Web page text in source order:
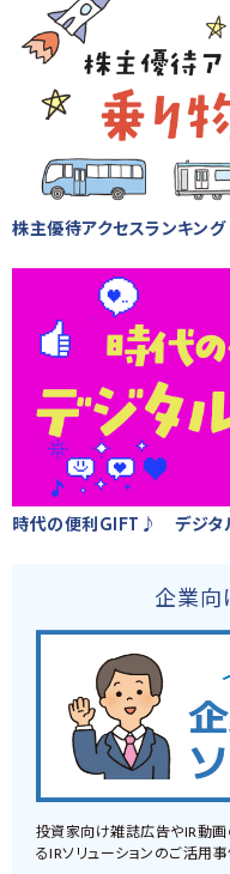
株主優待アクセスランキン
時代の便利GIFT♪ デジタ
企業向
投資家向け雑誌広告やIR動画
るIRソリューションのご活用事